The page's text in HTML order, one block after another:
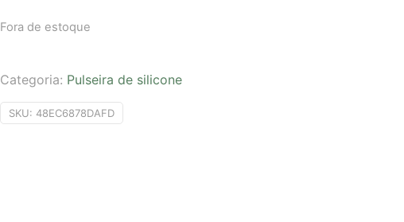
Fora de estoque
Categoria: Pulseira de silicone
SKU: 48EC6878DAFD